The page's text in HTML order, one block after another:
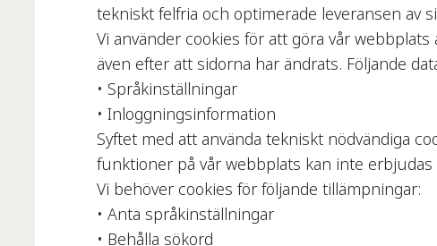
tekniskt felfria och optimerade leveransen av
Vi använder cookies för att göra vår
även efter att sidorna har ändrats. Följande
• Språkinställningar
• Inloggningsinformation
Syftet med att använda tekniskt nödvändiga
funktioner på vår webbplats kan inte
Vi behöver cookies för följande tillämpningar:
• Anta språkinställningar
• Behålla sökord